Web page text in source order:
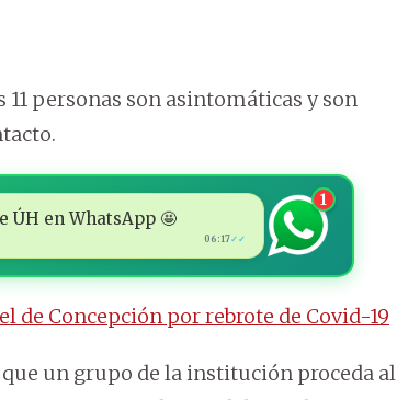
personas son asintomáticas y son
ÚH en WhatsApp 🤩
06:17✓✓
1
de Concepción por rebrote de Covid-19
un grupo de la institución proceda al